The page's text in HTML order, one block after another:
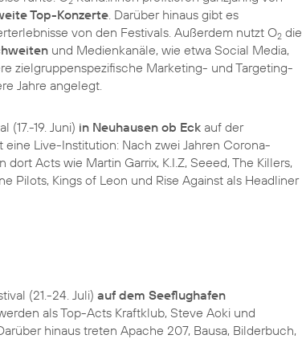
Top-Konzerte. Darüber hinaus gibt es
von den Festivals. Außerdem nutzt O2 die
und Medienkanäle, wie etwa Social Media,
zielgruppenspezifische Marketing- und Targeting-
Jahre angelegt.
(17.-19. Juni) in Neuhausen ob Eckauf der
eine Live-Institution: Nach zwei Jahren Corona-
dort Acts wie Martin Garrix, K.I.Z, Seeed, The Killers,
Pilots, Kings of Leon und Rise Against als Headliner
(21.-24. Juli) auf dem Seeflughafen
als Top-Acts Kraftklub, Steve Aoki und
hinaus treten Apache 207, Bausa, Bilderbuch,